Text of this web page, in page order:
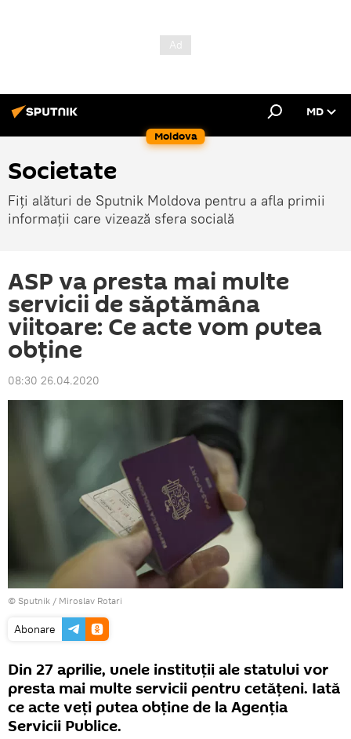
Moldova
MD
Societate
Fiți alături de Sputnik Moldova pentru a afla primii
informații care vizează sfera socială
ASP va presta mai multe
servicii de săptămâna
viitoare: Ce acte vom putea
obține
08:30 26.04.2020
© Sputnik / Miroslav Rotari
Abonare
Din 27 aprilie, unele instituții ale statului vor
presta mai multe servicii pentru cetățeni. Iată
ce acte veți putea obține de la Agenția
Servicii Publice.